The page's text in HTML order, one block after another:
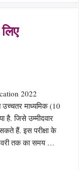
2022
माध्यमिक (10
है. जिसे उम्मीदवार
हैं. इस परीक्षा के
तक का समय …